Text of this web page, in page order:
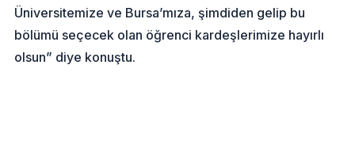
Üniversitemize ve Bursa’mıza, şimdiden gelip bu
bölümü seçecek olan öğrenci kardeşlerimize hayırlı
olsun” diye konuştu.